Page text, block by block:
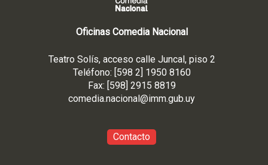
Oficinas Comedia Nacional
Teatro Solís, acceso calle Juncal, piso 2
Teléfono: [598 2] 1950 8160
Fax: [598] 2915 8819
comedia.nacional@imm.gub.uy
Contacto